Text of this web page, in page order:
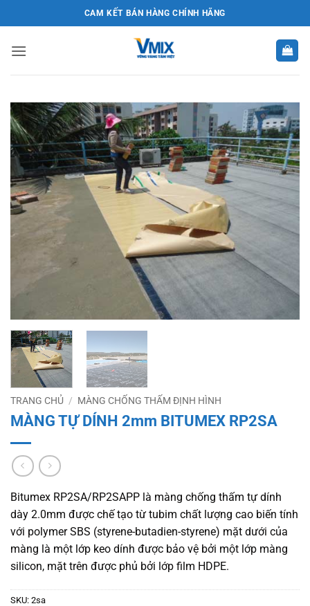
qua
dung
CAM KẾT BÁN HÀNG CHÍNH HÃNG
TRANG CHỦ / MÀNG CHỐNG THẤM ĐỊNH HÌNH
MÀNG TỰ DÍNH 2mm BITUMEX RP2SA
Bitumex RP2SA/RP2SAPP là màng chống thấm tự dính
dày 2.0mm được chế tạo từ tubim chất lượng cao biến tính
với polymer SBS (styrene-butadien-styrene) mặt dưới của
màng là một lớp keo dính được bảo vệ bởi một lớp màng
silicon, mặt trên được phủ bởi lớp film HDPE.
SKU: 2sa